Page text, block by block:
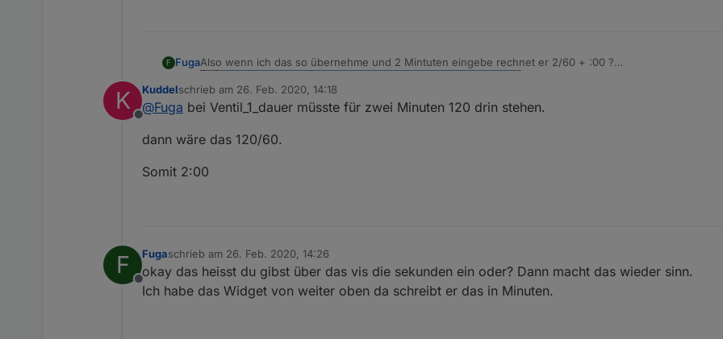
F FugaAlso wenn ich das so übernehme und 2 Mintuten eingebe rechnet er 2/60 + :00 ?
Also bei mir kommt dabei das raus:
K
Offline
Kuddelschrieb am 26. Feb. 2020, 14:18
zuletzt editiert von
@Fuga bei Ventil_1_dauer müsste für zwei Minuten 120 drin stehen.
dann wäre das 120/60.
Somit 2:00
F
Offline
Fugaschrieb am 26. Feb. 2020, 14:26
zuletzt editiert von
okay das heisst du gibst über das vis die sekunden ein oder? Dann macht das wieder sinn.
Ich habe das Widget von weiter oben da schreibt er das in Minuten.